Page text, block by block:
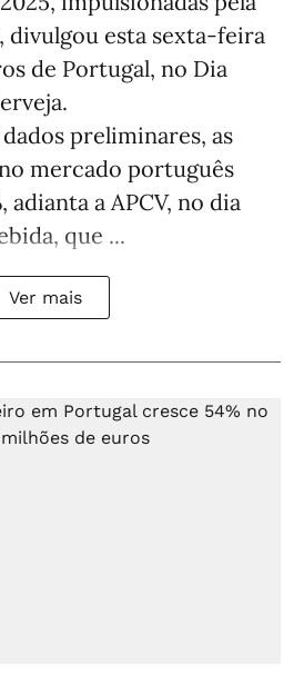
divulgou esta sexta-feira
de Portugal, no Dia
preliminares, as
mercado português
adianta a APCV, no dia
que ...
Ver mais